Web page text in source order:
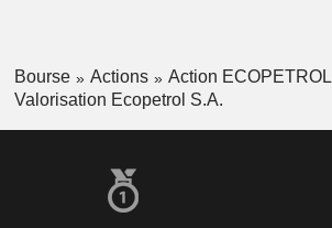
Bourse Actions
Action ECOPETROL
Valorisation Ecopetrol S.A.